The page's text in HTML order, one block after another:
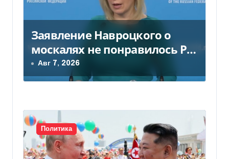
Заявление Навроцкого о
москалях не понравилось РФ
— видео
Авг 7, 2026
Политика